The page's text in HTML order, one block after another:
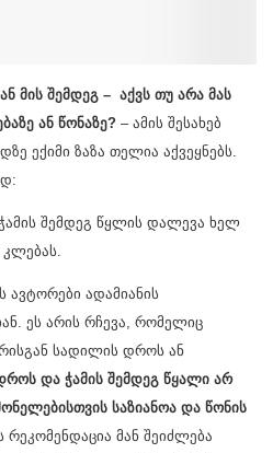
მის შემდეგ – აქვს თუ არა მას
ან წონაზე? – ამის შესახებ
ექიმი ზაზა თელია აქვეყნებს.
შემდეგ წყლის დალევა ხელ
ავტორები ადამიანის
ეს არის რჩევა, რომელიც
სადილის დროს ან
და ჭამის შემდეგ წყალი არ
საზიანოა და წონის
რეკომენდაცია მან შეიძლება